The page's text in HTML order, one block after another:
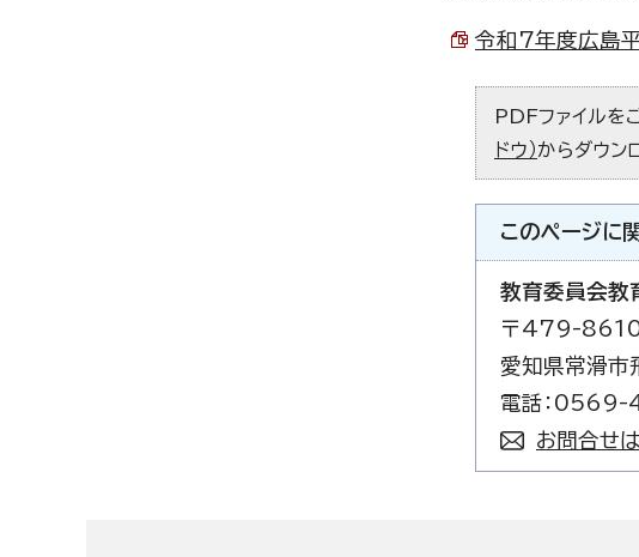
令和7年度広島
PDFファイルを
ドウ）からダウン
このページに
教育委員会教
〒479-
愛知県常滑
電話：
お問合せ